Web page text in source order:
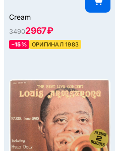
Cream
34902967 ₽
–15% ОРИГИНАЛ 1983